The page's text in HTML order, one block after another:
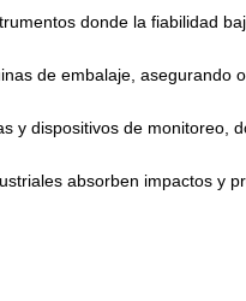
donde la fiabilidad
de embalaje, asegurando
y dispositivos de monitoreo,
absorben impactos y